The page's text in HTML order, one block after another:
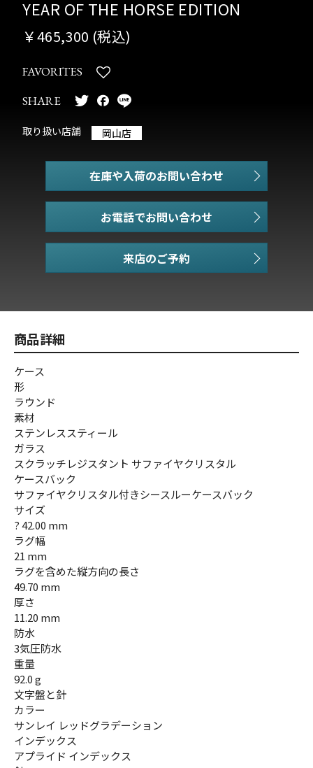
YEAR OF THE HORSE EDITION
￥465,300 (税込)
FAVORITES
SHARE
取り扱い店舗 岡山店
在庫や入荷のお問い合わせ
お電話でお問い合わせ
商品詳細
ケース
形
ラウンド
素材
ステンレススティール
ガラス
スクラッチレジスタント サファイヤクリスタル
ケースバック
サファイヤクリスタル付きシースルーケースバック
サイズ
? 42.00 mm
ラグ幅
21 mm
ラグを含めた縦方向の長さ
49.70 mm
厚さ
11.20 mm
防水
3気圧防水
重量
92.0 g
文字盤と針
カラー
サンレイ レッドグラデーション
インデックス
アプライド インデックス